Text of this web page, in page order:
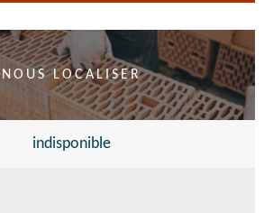
NOUS LOCALISER
indisponible